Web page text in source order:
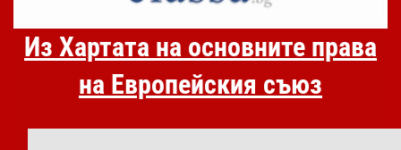
Из Хартата на основните права
на Европейския съюз